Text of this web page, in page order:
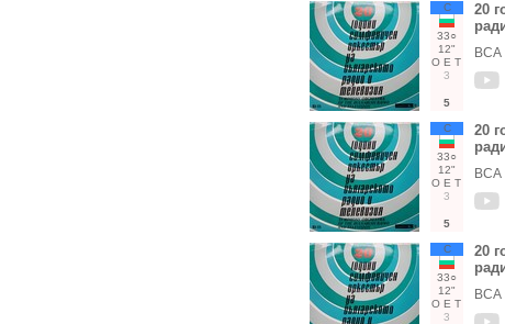
С
33○
12"
О Е Т
3
5
20
ВСА
С
33○
12"
О Е Т
3
5
20
ВСА
С
33○
12"
О Е Т
3
20
ВСА